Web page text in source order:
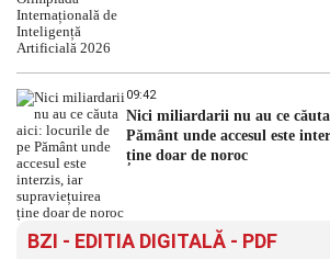
09:42
Nici miliardarii nu au ce
Pământ unde accesul este
ține doar de noroc
BZI - EDITIA DIGITALĂ - PDF